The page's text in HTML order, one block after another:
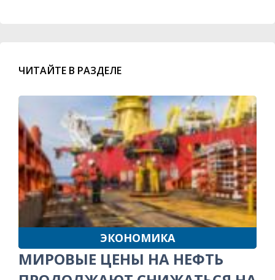
ЧИТАЙТЕ В РАЗДЕЛЕ
ЭКОНОМИКА
МИРОВЫЕ ЦЕНЫ НА НЕФТЬ